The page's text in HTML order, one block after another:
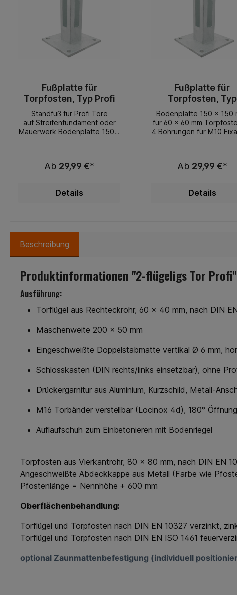
Fußplatte für
Torpfosten, Typ Profi
Standfuß für Profi Tore
auf Streifenfundament oder
Mauerwerk Bodenplatte 150 x
Ab 29,99 €*
Details
Fußplatte für
Torpfosten, Typ
Premium
Bodenplatte 150 x 150
für 60 x 60 mm
4 Bohrungen für M10
Ab 29,99 €*
Details
Beschreibung
Produktinformationen "2-flügeligs Tor Profi"
Ausführung:
Torflügel aus Rechteckrohr, 60 x 40 mm, nach DIN
Maschenweite 200 x 50 mm
Eingeschweißte Doppelstabmatte vertikal Ø 6 mm,
Schlosskasten (DIN rechts/links einsetzbar), ohne
Drückergarnitur aus Aluminium, Kurzschild, Metall-
M16 Torbänder verstellbar (Locinox 4d), 180°
Auflaufschuh zum Einbetonieren mit Bodenriegel
Torpfosten aus Vierkantrohr, 80 x 80 mm, nach DIN EN
Angeschweißte Abdeckkappe aus Metall (Farbe wie
Pfostenlänge = Nennhöhe + 600 mm
Oberflächenbehandlung:
Torflügel und Torpfosten nach DIN EN 10327 verzinkt,
Torflügel und Torpfosten nach DIN EN ISO 1461
optional Zaunmattenbefestigung (individuell